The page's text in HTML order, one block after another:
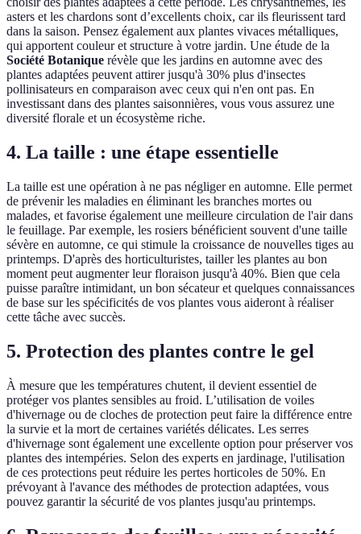
asters et les chardons sont d’excellents choix, car ils fleurissent tard
dans la saison. Pensez également aux plantes vivaces métalliques,
qui apportent couleur et structure à votre jardin. Une étude de la
Société Botanique révèle que les jardins en automne avec des
plantes adaptées peuvent attirer jusqu'à 30% plus d'insectes
pollinisateurs en comparaison avec ceux qui n'en ont pas. En
investissant dans des plantes saisonnières, vous vous assurez une
diversité florale et un écosystème riche.
4. La taille : une étape essentielle
La taille est une opération à ne pas négliger en automne. Elle permet
de prévenir les maladies en éliminant les branches mortes ou
malades, et favorise également une meilleure circulation de l'air dans
le feuillage. Par exemple, les rosiers bénéficient souvent d'une taille
sévère en automne, ce qui stimule la croissance de nouvelles tiges au
printemps. D'après des horticulturistes, tailler les plantes au bon
moment peut augmenter leur floraison jusqu'à 40%. Bien que cela
puisse paraître intimidant, un bon sécateur et quelques connaissances
de base sur les spécificités de vos plantes vous aideront à réaliser
cette tâche avec succès.
5. Protection des plantes contre le gel
À mesure que les températures chutent, il devient essentiel de
protéger vos plantes sensibles au froid. L’utilisation de voiles
d'hivernage ou de cloches de protection peut faire la différence entre
la survie et la mort de certaines variétés délicates. Les serres
d'hivernage sont également une excellente option pour préserver vos
plantes des intempéries. Selon des experts en jardinage, l'utilisation
de ces protections peut réduire les pertes horticoles de 50%. En
prévoyant à l'avance des méthodes de protection adaptées, vous
pouvez garantir la sécurité de vos plantes jusqu'au printemps.